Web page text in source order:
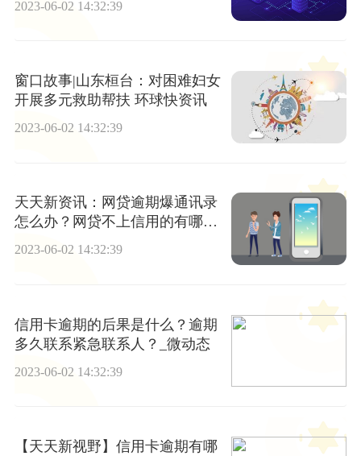
2023-06-02 14:32:39
窗口故事|山东桓台：对困难妇女
开展多元救助帮扶 环球快资讯
2023-06-02 14:32:39
天天新资讯：网贷逾期爆通讯录
怎么办？网贷不上信用的有哪
些？
2023-06-02 14:32:39
信用卡逾期的后果是什么？逾期
多久联系紧急联系人？_微动态
2023-06-02 14:32:39
【天天新视野】信用卡逾期有哪